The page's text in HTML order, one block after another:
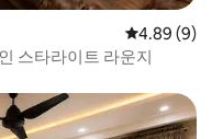
평점 4.89점
4.89 (9)
스타라이트 라운지